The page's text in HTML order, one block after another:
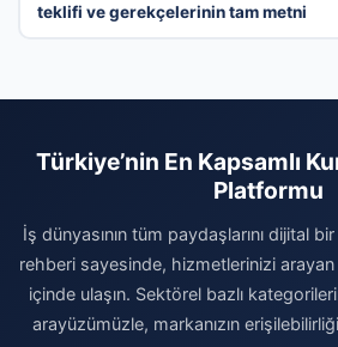
teklifi ve gerekçelerinin tam metni
Türkiye’nin En Kapsamlı
Platformu
İş dünyasının tüm paydaşlarını dijital
rehberi sayesinde, hizmetlerinizi
içinde ulaşın. Sektörel bazlı
arayüzümüzle, markanızın